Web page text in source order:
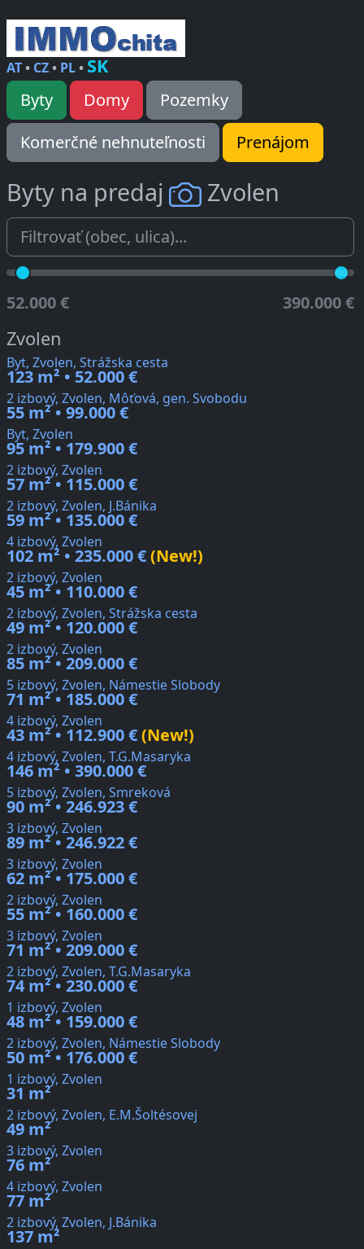
AT• CZ• PL• SK
Byty Domy
Pozemky
Komerčné nehnuteľnosti
Prenájom
Byty na predaj Zvolen
52.000 € 390.000 €
Zvolen
Byt, Zvolen, Strážska cesta
123 m² • 52.000 €
2 izbový, Zvolen, Môťová, gen. Svobodu
55 m² • 99.000 €
Byt, Zvolen
95 m² • 179.900 €
2 izbový, Zvolen
57 m² • 115.000 €
2 izbový, Zvolen, J.Bánika
59 m² • 135.000 €
4 izbový, Zvolen
102 m² • 235.000 €(New!)
2 izbový, Zvolen
45 m² • 110.000 €
2 izbový, Zvolen, Strážska cesta
49 m² • 120.000 €
2 izbový, Zvolen
85 m² • 209.000 €
5 izbový, Zvolen, Námestie Slobody
71 m² • 185.000 €
4 izbový, Zvolen
43 m² • 112.900 €(New!)
4 izbový, Zvolen, T.G.Masaryka
146 m² • 390.000 €
5 izbový, Zvolen, Smreková
90 m² • 246.923 €
3 izbový, Zvolen
89 m² • 246.922 €
3 izbový, Zvolen
62 m² • 175.000 €
2 izbový, Zvolen
55 m² • 160.000 €
3 izbový, Zvolen
71 m² • 209.000 €
2 izbový, Zvolen, T.G.Masaryka
74 m² • 230.000 €
1 izbový, Zvolen
48 m² • 159.000 €
2 izbový, Zvolen, Námestie Slobody
50 m² • 176.000 €
1 izbový, Zvolen
31 m²
2 izbový, Zvolen, E.M.Šoltésovej
49 m²
3 izbový, Zvolen
76 m²
4 izbový, Zvolen
77 m²
2 izbový, Zvolen, J.Bánika
137 m²